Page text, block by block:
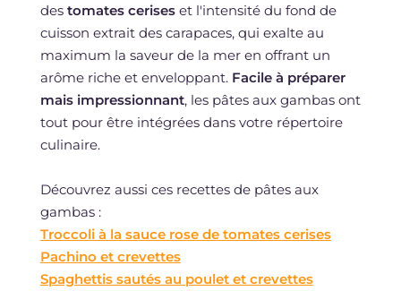
des tomates ceriseset l'intensité du fond de
cuisson extrait des carapaces, qui exalte au
maximum la saveur de la mer en offrant un
arôme riche et enveloppant. Facile à préparer
mais impressionnant, les pâtes aux gambas ont
tout pour être intégrées dans votre répertoire
culinaire.
Découvrez aussi ces recettes de pâtes aux
gambas :
Troccoli à la sauce rose de tomates cerises
Pachino et crevettes
Spaghettis sautés au poulet et crevettes